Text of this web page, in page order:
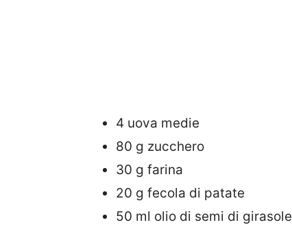
4 uova medie
80 g zucchero
30 g farina
20 g fecola di patate
50 ml olio di semi di girasole